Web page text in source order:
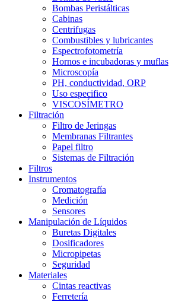
Bombas Peristálticas
Cabinas
Centrifugas
Combustibles y lubricantes
Espectrofotometría
Hornos e incubadoras y muflas
Microscopía
PH, conductividad, ORP
Uso especifico
VISCOSÍMETRO
Filtración
Filtro de Jeringas
Membranas Filtrantes
Papel filtro
Sistemas de Filtración
Filtros
Instrumentos
Cromatografía
Medición
Sensores
Manipulación de Líquidos
Buretas Digitales
Dosificadores
Micropipetas
Seguridad
Materiales
Cintas reactivas
Ferretería